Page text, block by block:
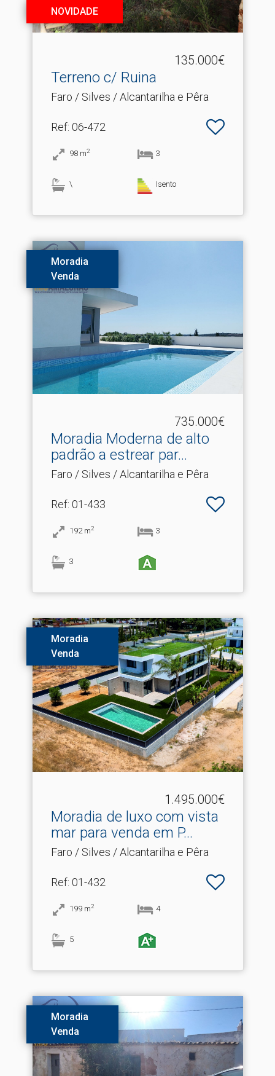
NOVIDADE
135.000€
Terreno c/ Ruina
Faro / Silves / Alcantarilha e Pêra
Ref: 06-472
98 m2 3
\ Isento
Moradia
Venda
735.000€
Moradia Moderna de alto
padrão a estrear par.​..
Faro / Silves / Alcantarilha e Pêra
Ref: 01-433
192 m2 3
3
Moradia
Venda
1.495.000€
Moradia de luxo com vista
mar para venda em P.​..
Faro / Silves / Alcantarilha e Pêra
Ref: 01-432
199 m2 4
5
Moradia
Venda